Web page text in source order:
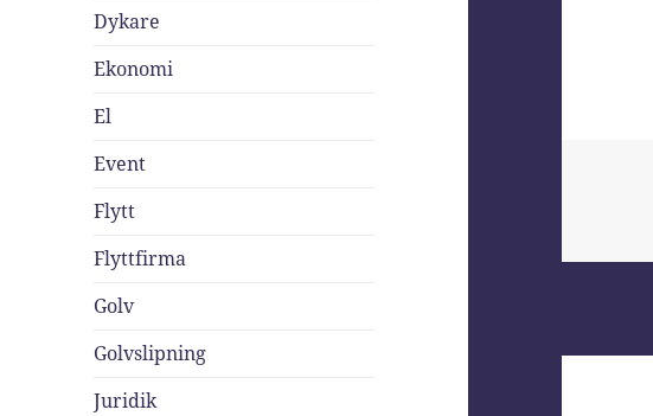
Dykare
Ekonomi
El
Event
Flytt
Flyttfirma
Golv
Golvslipning
Juridik